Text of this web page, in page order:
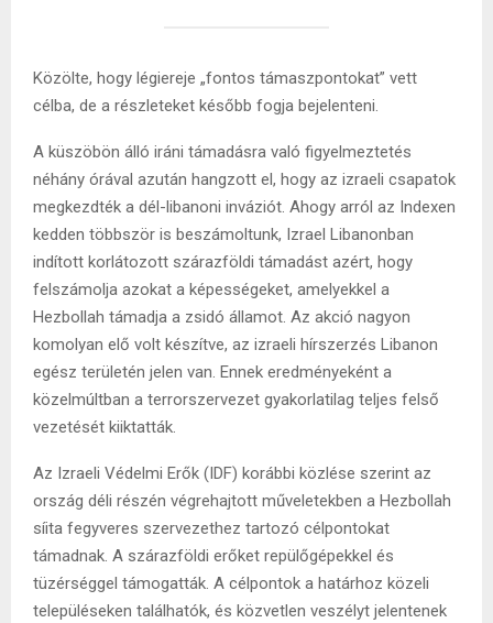
Közölte, hogy légiereje „fontos támaszpontokat” vett
célba, de a részleteket később fogja bejelenteni.
A küszöbön álló iráni támadásra való figyelmeztetés
néhány órával azután hangzott el, hogy az izraeli csapatok
megkezdték a dél-libanoni inváziót. Ahogy arról az Indexen
kedden többször is beszámoltunk, Izrael Libanonban
indított korlátozott szárazföldi támadást azért, hogy
felszámolja azokat a képességeket, amelyekkel a
Hezbollah támadja a zsidó államot. Az akció nagyon
komolyan elő volt készítve, az izraeli hírszerzés Libanon
egész területén jelen van. Ennek eredményeként a
közelmúltban a terrorszervezet gyakorlatilag teljes felső
vezetését kiiktatták.
Az Izraeli Védelmi Erők (IDF) korábbi közlése szerint az
ország déli részén végrehajtott műveletekben a Hezbollah
síita fegyveres szervezethez tartozó célpontokat
támadnak. A szárazföldi erőket repülőgépekkel és
tüzérséggel támogatták. A célpontok a határhoz közeli
településeken találhatók, és közvetlen veszélyt jelentenek